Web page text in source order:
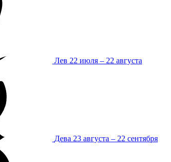
Лев 22 июля – 22 августа
Дева 23 августа – 22 сентября